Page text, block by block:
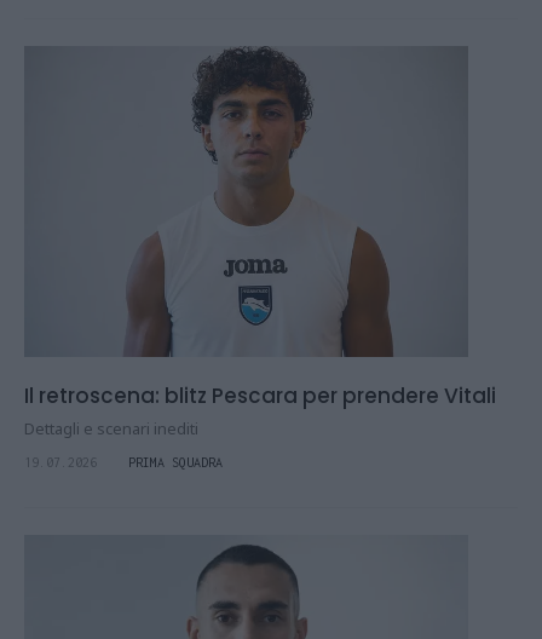
Il retroscena: blitz Pescara per prendere Vitali
Dettagli e scenari inediti
19.07.2026 PRIMA SQUADRA